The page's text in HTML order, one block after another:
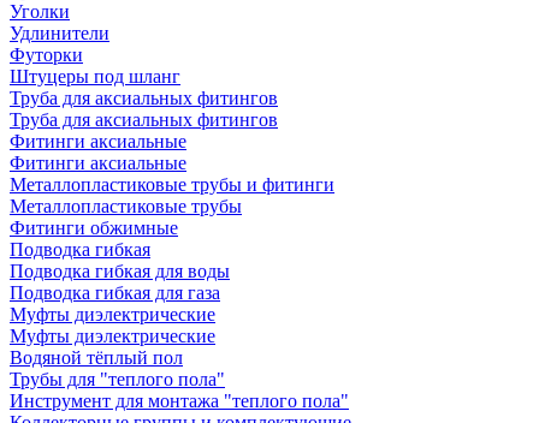
Уголки
Удлинители
Футорки
Штуцеры под шланг
Труба для аксиальных фитингов
Труба для аксиальных фитингов
Фитинги аксиальные
Фитинги аксиальные
Металлопластиковые трубы и фитинги
Металлопластиковые трубы
Фитинги обжимные
Подводка гибкая
Подводка гибкая для воды
Подводка гибкая для газа
Муфты диэлектрические
Муфты диэлектрические
Водяной тёплый пол
Трубы для "теплого пола"
Инструмент для монтажа "теплого пола"